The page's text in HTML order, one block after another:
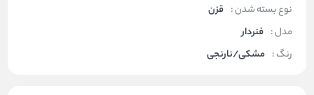
نوع بسته شدن : قزن
مدل : فنردار
رنگ : مشکی/نارنجی